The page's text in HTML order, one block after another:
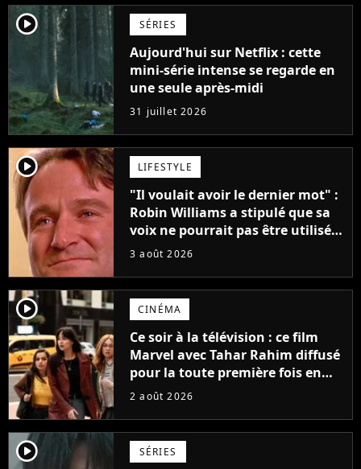
player2 SÉRIES
Aujourd'hui sur Netflix : cette
mini-série intense se regarde en
une seule après-midi
31 juillet 2026
player2 LIFESTYLE
"Il voulait avoir le dernier mot" :
Robin Williams a stipulé que sa
voix ne pourrait pas être utilisée
avant 2039, pourtant Disney
inédits
3 août 2026
player2 CINÉMA
Ce soir à la télévision : ce film
Marvel avec Tahar Rahim diffusé
pour la toute première fois en
France
2 août 2026
player2 SÉRIES